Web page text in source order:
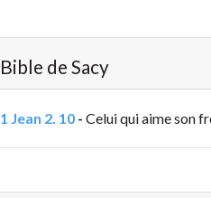
Bible de Sacy
1 Jean 2. 10- Celui qui aime son